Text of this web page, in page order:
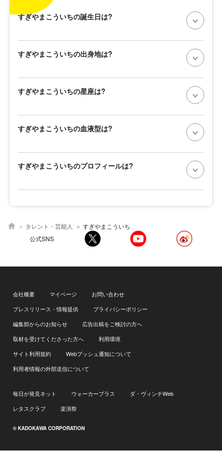
すぎやまこういちの誕生日は?
すぎやまこういちの出身地は?
すぎやまこういちの星座は?
すぎやまこういちの血液型は?
すぎやまこういちのプロフィールは?
タレント・芸能人
すぎやまこういち
公式SNS
会社概要 マイページ
お問い合わせ
プレスリリース・情報提供
プライバシーポリシー
編集部からのお知らせ
広告出稿をご検討の方へ
取材を受けてくださった方へ
利用環境
サイト利用規約
Webプッシュ通知について
利用者情報の外部送信について
毎日が発見ネット ウォーカープラス
ダ・ヴィンチWeb
レタスクラブ
楽演祭
© KADOKAWA CORPORATION